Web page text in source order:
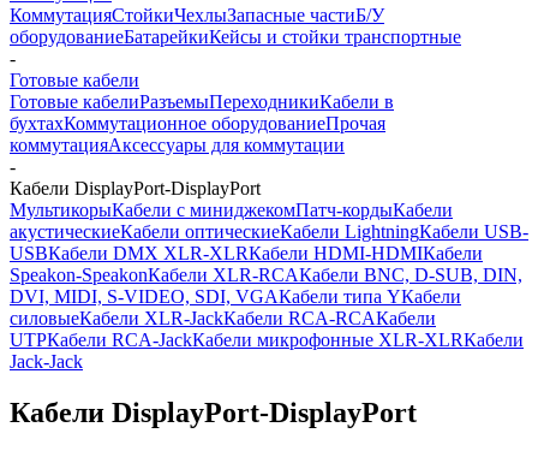
КоммутацияСтойкиЧехлыЗапасные частиБ/У
оборудованиеБатарейкиКейсы и стойки транспортные
-
Готовые кабели
Готовые кабелиРазъемыПереходникиКабели в
бухтахКоммутационное оборудованиеПрочая
коммутацияАксессуары для коммутации
-
Кабели DisplayPort-DisplayPort
МультикорыКабели с миниджекомПатч-кордыКабели
акустическиеКабели оптическиеКабели LightningКабели USB-
USBКабели DMX XLR-XLRКабели HDMI-HDMIКабели
Speakon-SpeakonКабели XLR-RCAКабели BNC, D-SUB, DIN,
DVI, MIDI, S-VIDEO, SDI, VGAКабели типа YКабели
силовыеКабели XLR-JackКабели RCA-RCAКабели
UTPКабели RCA-JackКабели микрофонные XLR-XLRКабели
Jack-Jack
Кабели DisplayPort-DisplayPort